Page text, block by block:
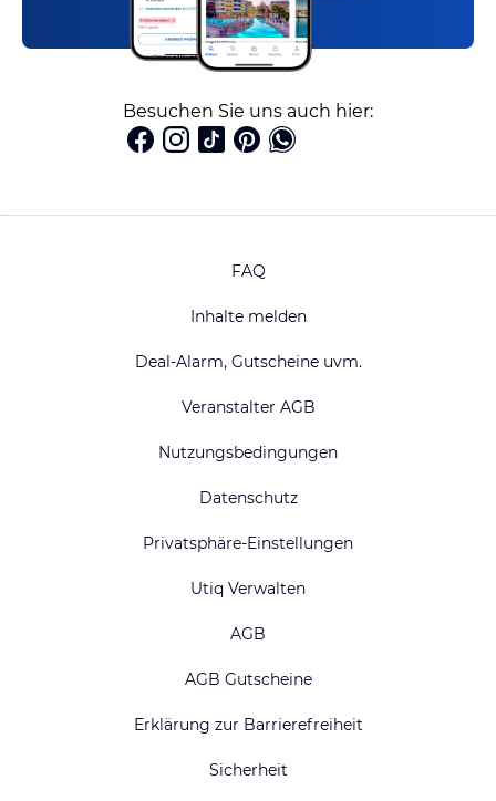
Besuchen Sie uns auch hier:
FAQ
Inhalte melden
Deal-Alarm, Gutscheine uvm.
Veranstalter AGB
Nutzungsbedingungen
Datenschutz
Privatsphäre-Einstellungen
Utiq Verwalten
AGB
AGB Gutscheine
Erklärung zur Barrierefreiheit
Sicherheit